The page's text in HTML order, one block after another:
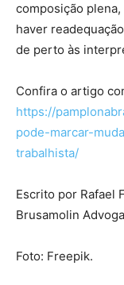
composição
haver
de perto às
Confira o artigo
https://
pode-marcar-
trabalhista/
Escrito por Rafael
Brusamolin
Foto: Freepik.